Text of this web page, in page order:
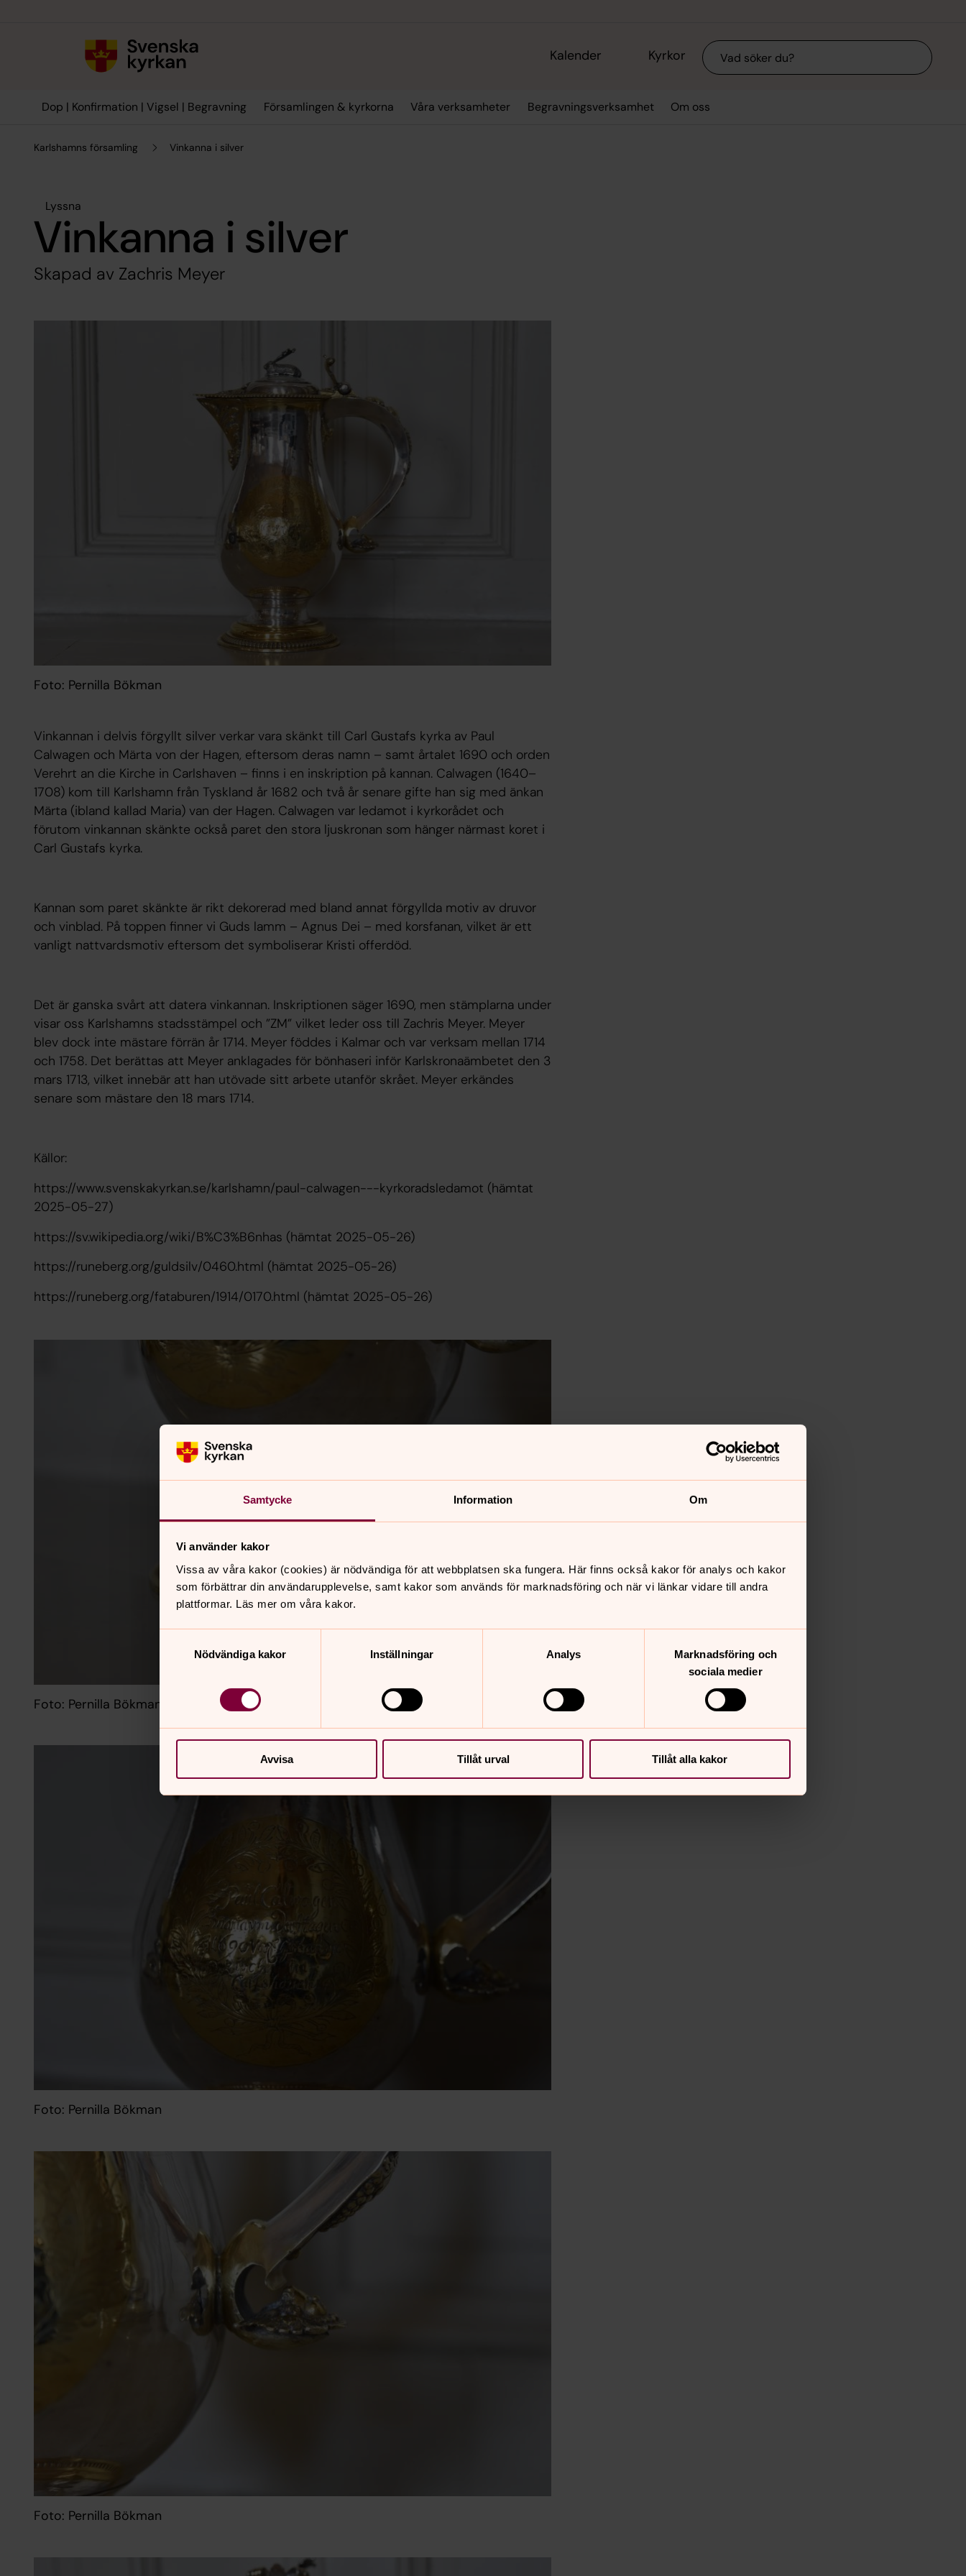
Samtycke Information Om
Vi använder kakor
Vissa av våra kakor (cookies) är nödvändiga för att webbplatsen ska fungera. Här finns också kakor för analys och kakor
som förbättrar din användarupplevelse, samt kakor som används för marknadsföring och när vi länkar vidare till andra
plattformar. Läs mer om våra kakor.
Nödvändiga kakor
Inställningar Analys
Marknadsföring och
sociala medier
Avvisa Tillåt urval Tillåt alla kakor
Kalender Kyrkor Sök
Dop | Konfirmation | Vigsel | Begravning Församlingen & kyrkorna Våra verksamheter Begravningsverksamhet Om oss
Karlshamns församling Vinkanna i silver
Lyssna
Vinkanna i silver
Skapad av Zachris Meyer
Foto: Pernilla Bökman
Vinkannan i delvis förgyllt silver verkar vara skänkt till Carl Gustafs kyrka av Paul
Calwagen och Märta von der Hagen, eftersom deras namn – samt årtalet 1690 och orden
Verehrt an die Kirche in Carlshaven – finns i en inskription på kannan. Calwagen (1640–
1708) kom till Karlshamn från Tyskland år 1682 och två år senare gifte han sig med änkan
Märta (ibland kallad Maria) van der Hagen. Calwagen var ledamot i kyrkorådet och
förutom vinkannan skänkte också paret den stora ljuskronan som hänger närmast koret i
Carl Gustafs kyrka.
Kannan som paret skänkte är rikt dekorerad med bland annat förgyllda motiv av druvor
och vinblad. På toppen finner vi Guds lamm – Agnus Dei – med korsfanan, vilket är ett
vanligt nattvardsmotiv eftersom det symboliserar Kristi offerdöd.
Det är ganska svårt att datera vinkannan. Inskriptionen säger 1690, men stämplarna under
visar oss Karlshamns stadsstämpel och ”ZM” vilket leder oss till Zachris Meyer. Meyer
blev dock inte mästare förrän år 1714. Meyer föddes i Kalmar och var verksam mellan 1714
och 1758. Det berättas att Meyer anklagades för bönhaseri inför Karlskronaämbetet den 3
mars 1713, vilket innebär att han utövade sitt arbete utanför skrået. Meyer erkändes
senare som mästare den 18 mars 1714.
Källor:
https://www.svenskakyrkan.se/karlshamn/paul-calwagen---kyrkoradsledamot (hämtat
2025-05-27)
https://sv.wikipedia.org/wiki/B%C3%B6nhas (hämtat 2025-05-26)
https://runeberg.org/guldsilv/0460.html (hämtat 2025-05-26)
https://runeberg.org/fataburen/1914/0170.html (hämtat 2025-05-26)
Foto: Pernilla Bökman
Foto: Pernilla Bökman
Foto: Pernilla Bökman